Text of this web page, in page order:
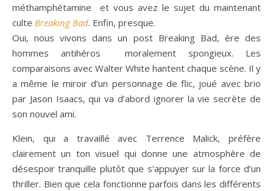
méthamphétamine et vous avez le sujet du maintenant
culte Breaking Bad. Enfin, presque.
Oui, nous vivons dans un postBreaking Bad, ère des
hommes antihéros moralement spongieux. L es
comparaisons avec Walter White hantent chaque scène. Il y
a même le miroir d’un personnage de flic, joué avec brio
par Jason Isaacs, qui vad’abord ignorerla vie secrète de
son nouvel ami.
Klein, qui a travaillé avec Terrence Malick,préfère
clairement un ton visuel qui donne une atmosphère de
désespoir tranquille plutôt que s’appuyer sur la force d’un
thriller. Bien que cela fonctionne parfois dans les différents